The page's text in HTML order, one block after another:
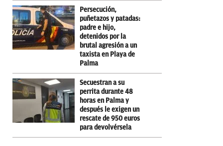
Persecución,
puñetazos y patadas:
padre e hijo,
detenidos por la
brutal agresión a un
taxista en Playa de
Palma
Secuestran a su
perrita durante 48
horas en Palma y
después le exigen un
rescate de 950 euros
para devolvérsela